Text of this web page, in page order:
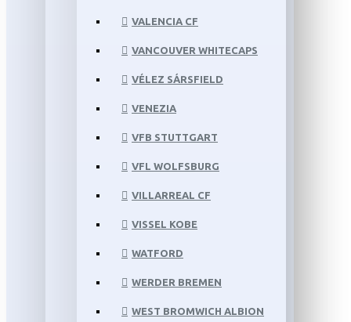
VALENCIA CF
VANCOUVER WHITECAPS
VÉLEZ SÁRSFIELD
VENEZIA
VFB STUTTGART
VFL WOLFSBURG
VILLARREAL CF
VISSEL KOBE
WATFORD
WERDER BREMEN
WEST BROMWICH ALBION